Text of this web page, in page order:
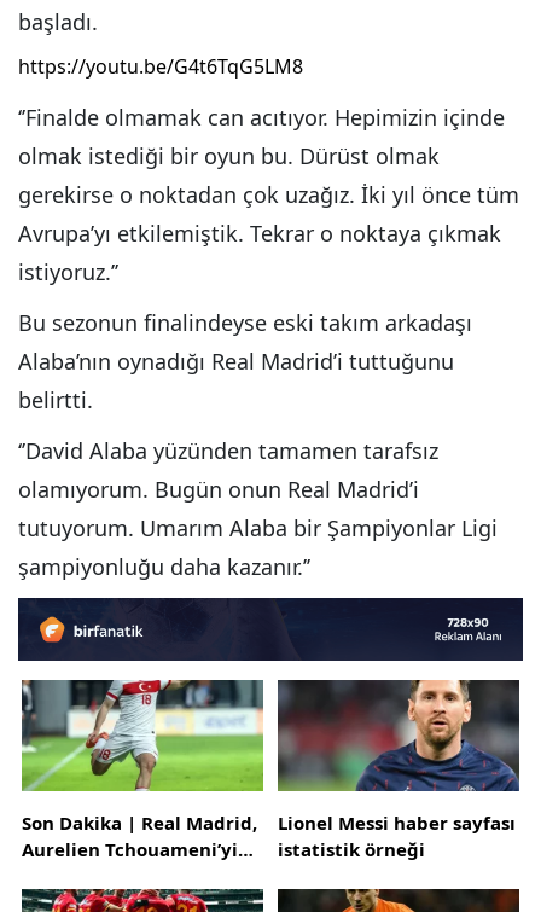
başladı.
https://youtu.be/G4t6TqG5LM8
‘’Finalde olmamak can acıtıyor. Hepimizin içinde
olmak istediği bir oyun bu. Dürüst olmak
gerekirse o noktadan çok uzağız. İki yıl önce tüm
Avrupa’yı etkilemiştik. Tekrar o noktaya çıkmak
istiyoruz.’’
Bu sezonun finalindeyse eski takım arkadaşı
Alaba’nın oynadığı Real Madrid’i tuttuğunu
belirtti.
‘’David Alaba yüzünden tamamen tarafsız
olamıyorum. Bugün onun Real Madrid’i
tutuyorum. Umarım Alaba bir Şampiyonlar Ligi
şampiyonluğu daha kazanır.’’
Son Dakika | Real Madrid,
Aurelien Tchouameni’yi
Lionel Messi haber sayfası
istatistik örneği